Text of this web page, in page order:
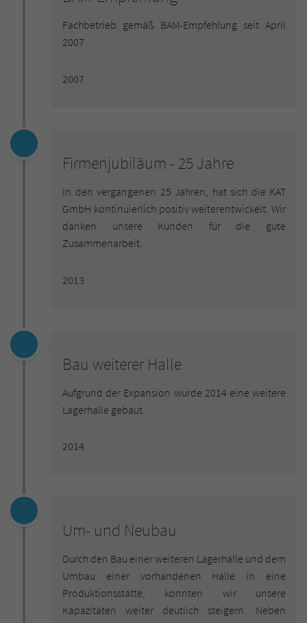
Fachbetrieb gemäß BAM-Empfehlung seit April
2007
2007
Firmenjubiläum - 25 Jahre
In den vergangenen 25 Jahren, hat sich die KAT
GmbH kontinuierlich positiv weiterentwickelt. Wir
danken unsere Kunden für die gute
Zusammenarbeit.
2013
Bau weiterer Halle
Aufgrund der Expansion wurde 2014 eine weitere
Lagerhalle gebaut.
2014
Um- und Neubau
Durch den Bau einer weiteren Lagerhalle und dem
Umbau einer vorhandenen Halle in eine
Produktionsstätte, konnten wir unsere
Kapazitäten weiter deutlich steigern. Neben